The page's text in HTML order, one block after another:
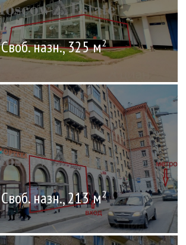
Своб. назн., 325 м2
Своб. назн., 213 м2